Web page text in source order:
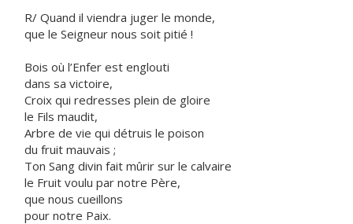
R/ Quand il viendra juger le monde,
que le Seigneur nous soit pitié !
Bois où l’Enfer est englouti
dans sa victoire,
Croix qui redresses plein de gloire
le Fils maudit,
Arbre de vie qui détruis le poison
du fruit mauvais ;
Ton Sang divin fait mûrir sur le calvaire
le Fruit voulu par notre Père,
que nous cueillons
pour notre Paix.